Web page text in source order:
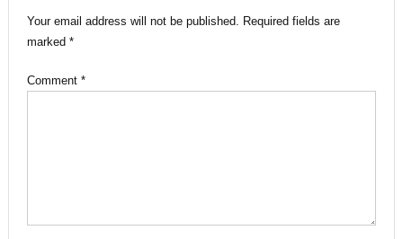
Your email address will not be published. Required fields are
marked *
Comment *